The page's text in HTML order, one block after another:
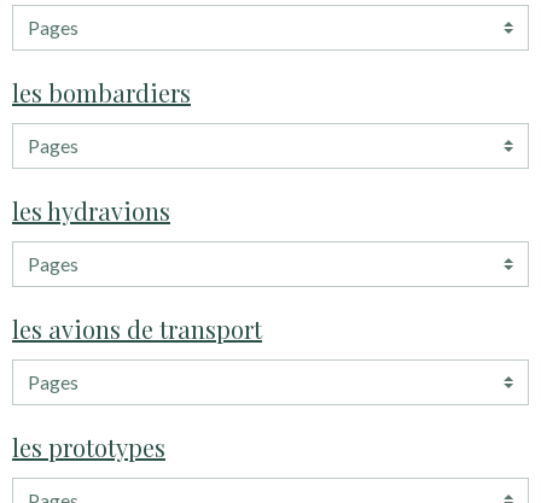
les bombardiers
les hydravions
les avions de transport
les prototypes